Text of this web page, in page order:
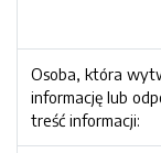
Osoba, która
informację lub
treść informacji: